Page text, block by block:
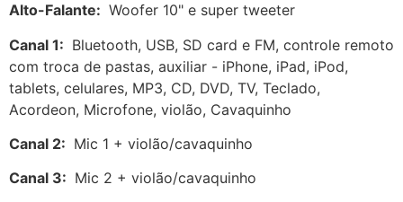
Alto-Falante: Woofer 10" e super tweeter
Canal 1: Bluetooth, USB, SD card e FM, controle remoto
com troca de pastas, auxiliar - iPhone, iPad, iPod,
tablets, celulares, MP3, CD, DVD, TV, Teclado,
Acordeon, Microfone, violão, Cavaquinho
Canal 2: Mic 1 + violão/cavaquinho
Canal 3: Mic 2 + violão/cavaquinho